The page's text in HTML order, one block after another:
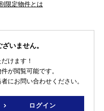
限定物件とは
いません。
けます！
が閲覧可能です。
にお問い合わせください。
ログイン